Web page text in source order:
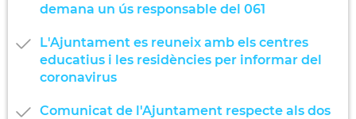
demana un ús responsable del 061
L'Ajuntament es reuneix amb els centres
educatius i les residències per informar del
coronavirus
Comunicat de l'Ajuntament respecte als dos